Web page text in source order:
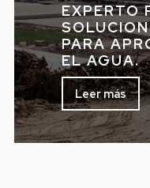
EXPERTO
PARA
EL AGUA.
Leer más